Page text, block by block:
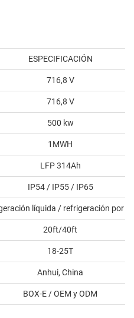
ESPECIFICACIÓN
716,8 V
716,8 V
500 kw
1MWH
LFP 314Ah
IP54 / IP55 / IP65
líquida / refrigeración por
20ft/40ft
18-25T
Anhui, China
BOX-E / OEM y ODM